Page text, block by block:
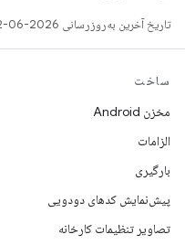
تاریخ آخرین به‌روزرسانی 2026-06-22 به‌وقت ساعت هماهنگ جهانی.
ساخت
مخزن Android
الزامات
بارگیری
پیش‌نمایش کدهای دودویی
تصاویر تنظیمات کارخانه